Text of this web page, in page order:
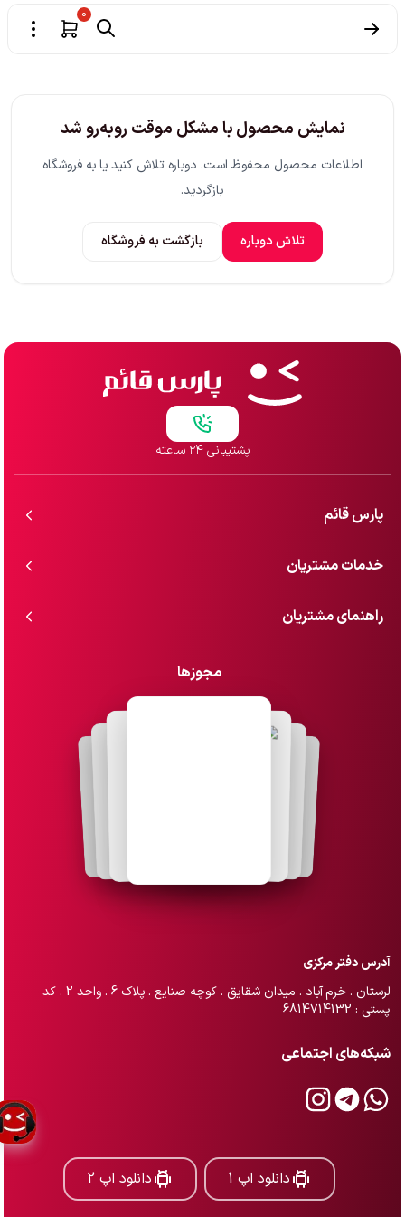
0
نمایش محصول با مشکل موقت روبه‌رو شد
اطلاعات محصول محفوظ است. دوباره تلاش کنید یا به فروشگاه
بازگردید.
تلاش دوباره بازگشت به فروشگاه
پشتیبانی ۲۴ ساعته
پارس قائم
خدمات مشتریان
راهنمای مشتریان
مجوزها
آدرس دفتر مرکزی
لرستان . خرم آباد . میدان شقایق . کوچه صنایع . پلاک 6 . واحد 2 . کد
پستی : 6814714132
شبکه‌های اجتماعی
دانلود اپ 1 دانلود اپ 2